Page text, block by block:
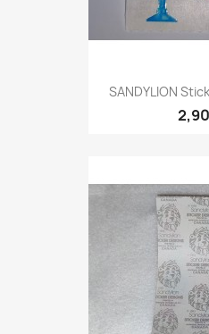
SANDYLION